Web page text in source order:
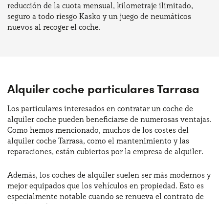
reducción de la cuota mensual, kilometraje ilimitado,
seguro a todo riesgo Kasko y un juego de neumáticos
nuevos al recoger el coche.
Alquiler coche particulares Tarrasa
Los particulares interesados en contratar un coche de
alquiler coche pueden beneficiarse de numerosas ventajas.
Como hemos mencionado, muchos de los costes del
alquiler coche Tarrasa, como el mantenimiento y las
reparaciones, están cubiertos por la empresa de alquiler.
Además, los coches de alquiler suelen ser más modernos y
mejor equipados que los vehículos en propiedad. Esto es
especialmente notable cuando se renueva el contrato de